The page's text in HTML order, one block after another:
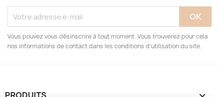
Vous pouvez vous désinscrire à tout moment. Vous trouverez pour cela
nos informations de contact dans les conditions d'utilisation du site.